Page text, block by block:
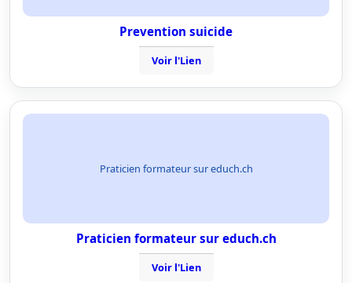
Prevention suicide
Voir l'Lien
Praticien formateur sur educh.ch
Praticien formateur sur educh.ch
Voir l'Lien